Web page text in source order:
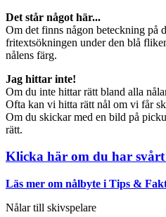
Det står något här...
Om det finns någon beteckning på
fritextsökningen under den blå
nålens färg.
Jag hittar inte!
Om du inte hittar rätt bland alla
Ofta kan vi hitta rätt nål om vi får
Om du skickar med en bild på
rätt.
Klicka här om du har
Läs mer om nålbyte i Tips &
Nålar till skivspelare